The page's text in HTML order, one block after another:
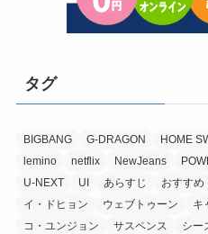
タグ
BIGBANG G-DRAGON HOME
lemino
netflix NewJeans
U-NEXT
UI あらすじ おすすめ
イ・ドヒョン
ウェブトゥーン キ
コ・ユンジョン
サスペンス シー